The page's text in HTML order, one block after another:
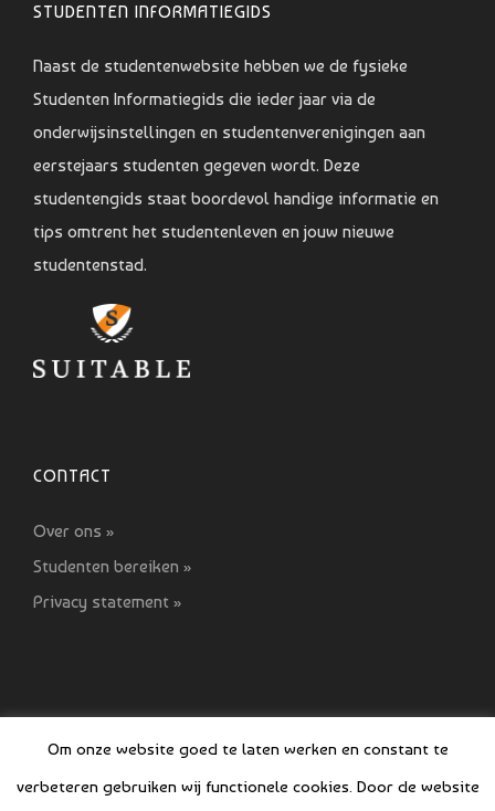
STUDENTEN INFORMATIEGIDS
Naast de studentenwebsite hebben we de fysieke
Studenten Informatiegids die ieder jaar via de
onderwijsinstellingen en studentenverenigingen aan
eerstejaars studenten gegeven wordt. Deze
studentengids staat boordevol handige informatie en
tips omtrent het studentenleven en jouw nieuwe
studentenstad.
CONTACT
Over ons »
Studenten bereiken »
Privacy statement »
Om onze website goed te laten werken en constant te
verbeteren gebruiken wij functionele cookies. Door de website